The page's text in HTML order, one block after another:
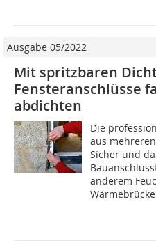
Ausgabe 05/2022
Mit spritzbaren
Fensteranschlüsse
abdichten
Die
aus
Sicher und
anderem